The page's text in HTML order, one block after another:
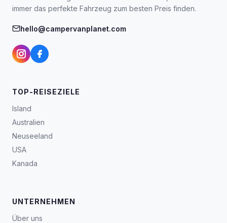
immer das perfekte Fahrzeug zum besten Preis finden.
hello@campervanplanet.com
TOP-REISEZIELE
Island
Australien
Neuseeland
USA
Kanada
UNTERNEHMEN
Über uns